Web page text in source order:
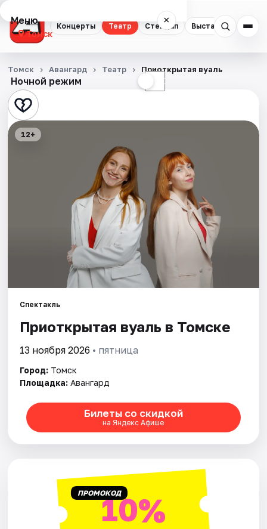
Концерты Театр Стендап Выставки
Меню ×
Томск
Концерты
Театр
Стендап
Артисты
Рейтинги
Ночной режим ☾
Томск Авангард Театр Приоткрытая вуаль
12+
Спектакль
Приоткрытая вуаль в Томске
13 ноября 2026 • пятница
Город: Томск
Площадка: Авангард
Билеты со скидкой
на Яндекс Афише
ПРОМОКОД10%